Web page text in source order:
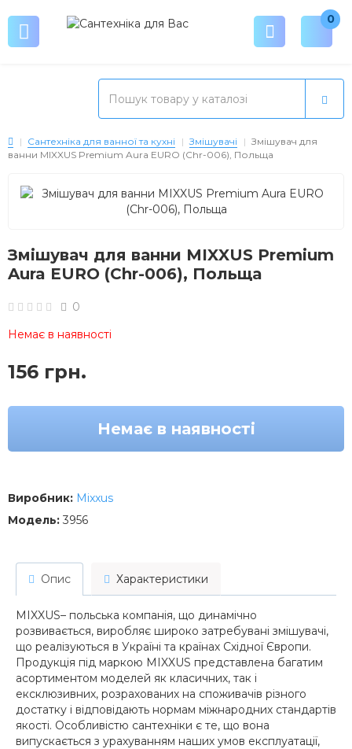
0
Сантехніка для ванної та кухні Змішувачі
Змішувач для
ванни MIXXUS Premium Aura EURO (Chr-006), Польща
Змішувач для ванни MIXXUS Premium
Aura EURO (Chr-006), Польща
0
Немає в наявності
156 грн.
Немає в наявності
Виробник: Mixxus
Модель: 3956
Опис Характеристики
MIXXUS– польська компанія, що динамічно
розвивається, виробляє широко затребувані змішувачі,
що реалізуються в Україні та країнах Східної Європи.
Продукція під маркою MIXXUS представлена багатим
асортиментом моделей як класичних, так і
ексклюзивних, розрахованих на споживачів різного
достатку і відповідають нормам міжнародних стандартів
якості. Особливістю сантехніки є те, що вона
випускається з урахуванням наших умов експлуатації,